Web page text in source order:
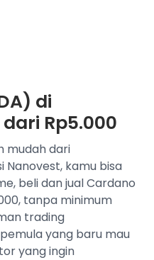
di
Rp5.000
mudah dari
Nanovest, kamu bisa
beli dan jual Cardano
tanpa minimum
trading
yang baru mau
yang ingin